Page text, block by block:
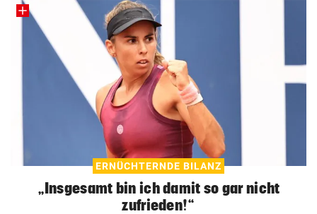
ERNÜCHTERNDE BILANZ
„Insgesamt bin ich damit so gar nicht
zufrieden!“